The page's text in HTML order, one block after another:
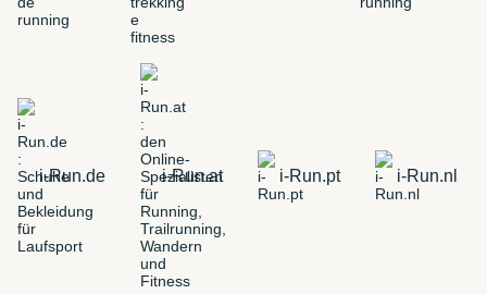
i-Run.de i-Run.at i-Run.pt i-Run.nl